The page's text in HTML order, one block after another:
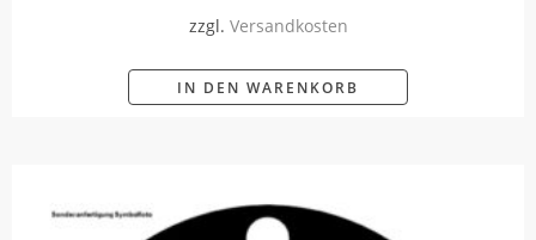
zzgl. Versandkosten
IN DEN WARENKORB